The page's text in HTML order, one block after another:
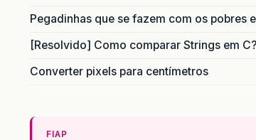
Pegadinhas que se fazem com os pobres
[Resolvido] Como comparar Strings em C?
Converter pixels para centímetros
FIAP